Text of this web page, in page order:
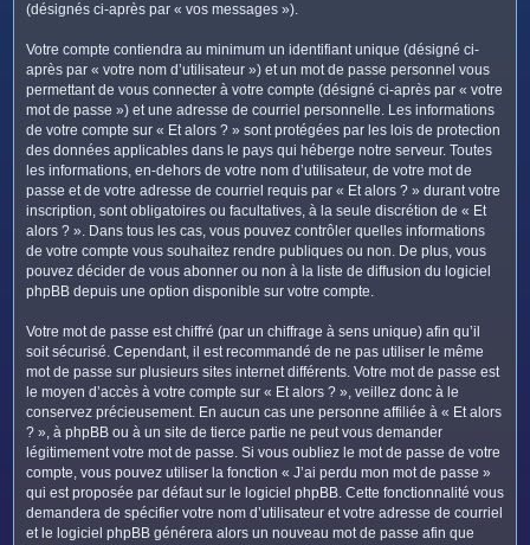
(désignés ci-après par « vos messages »).
Votre compte contiendra au minimum un identifiant unique (désigné ci-
après par « votre nom d’utilisateur ») et un mot de passe personnel vous
permettant de vous connecter à votre compte (désigné ci-après par « votre
mot de passe ») et une adresse de courriel personnelle. Les informations
de votre compte sur « Et alors ? » sont protégées par les lois de protection
des données applicables dans le pays qui héberge notre serveur. Toutes
les informations, en-dehors de votre nom d’utilisateur, de votre mot de
passe et de votre adresse de courriel requis par « Et alors ? » durant votre
inscription, sont obligatoires ou facultatives, à la seule discrétion de « Et
alors ? ». Dans tous les cas, vous pouvez contrôler quelles informations
de votre compte vous souhaitez rendre publiques ou non. De plus, vous
pouvez décider de vous abonner ou non à la liste de diffusion du logiciel
phpBB depuis une option disponible sur votre compte.
Votre mot de passe est chiffré (par un chiffrage à sens unique) afin qu’il
soit sécurisé. Cependant, il est recommandé de ne pas utiliser le même
mot de passe sur plusieurs sites internet différents. Votre mot de passe est
le moyen d’accès à votre compte sur « Et alors ? », veillez donc à le
conservez précieusement. En aucun cas une personne affiliée à « Et alors
? », à phpBB ou à un site de tierce partie ne peut vous demander
légitimement votre mot de passe. Si vous oubliez le mot de passe de votre
compte, vous pouvez utiliser la fonction « J’ai perdu mon mot de passe »
qui est proposée par défaut sur le logiciel phpBB. Cette fonctionnalité vous
demandera de spécifier votre nom d’utilisateur et votre adresse de courriel
et le logiciel phpBB générera alors un nouveau mot de passe afin que